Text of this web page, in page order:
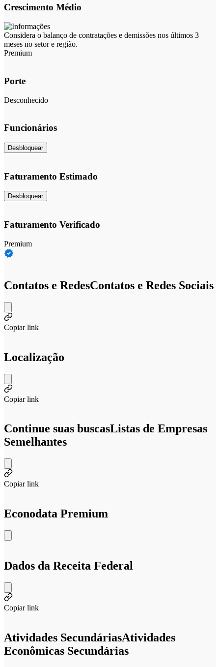
Crescimento Médio
Considera o balanço de contratações e demissões nos últimos 3
meses no setor e região.
Premium
Porte
Desconhecido
Funcionários
Desbloquear
Faturamento Estimado
Desbloquear
Faturamento Verificado
Premium
Contatos e RedesContatos e Redes Sociais
Copiar link
Localização
Copiar link
Continue suas buscasListas de Empresas
Semelhantes
Copiar link
Econodata Premium
Dados da Receita Federal
Copiar link
Atividades SecundáriasAtividades
Econômicas Secundárias